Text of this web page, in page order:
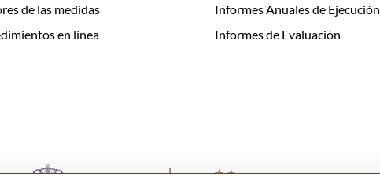
de las medidas
en línea
Informes Anuales de Ejecución
Informes de Evaluación